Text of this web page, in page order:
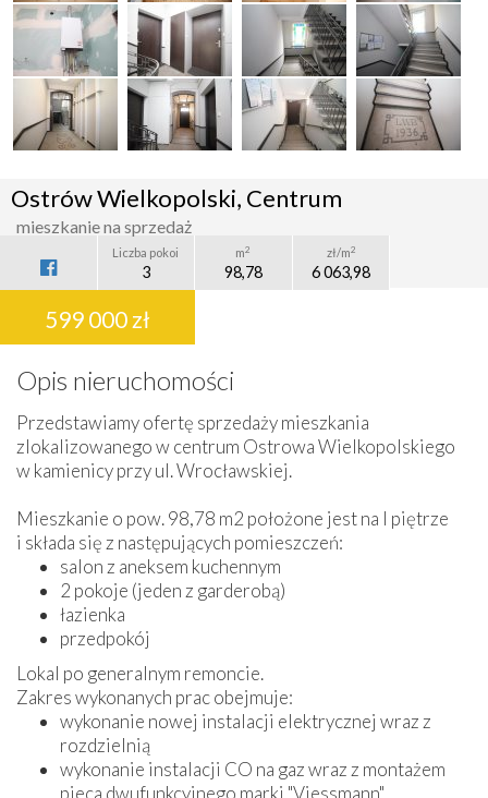
Ostrów Wielkopolski, Centrum
mieszkanie na sprzedaż
Liczba pokoi
3
m2
98,78
zł/m2
6 063,98
599 000 zł
Opis nieruchomości
Przedstawiamy ofertę sprzedaży mieszkania
zlokalizowanego w centrum Ostrowa Wielkopolskiego
w kamienicy przy ul. Wrocławskiej.
Mieszkanie o pow. 98,78 m2 położone jest na I piętrze
i składa się z następujących pomieszczeń:
salon z aneksem kuchennym
2 pokoje (jeden z garderobą)
łazienka
przedpokój
Lokal po generalnym remoncie.
Zakres wykonanych prac obejmuje:
wykonanie nowej instalacji elektrycznej wraz z
rozdzielnią
wykonanie instalacji CO na gaz wraz z montażem
pieca dwufunkcyjnego marki "Viessmann"